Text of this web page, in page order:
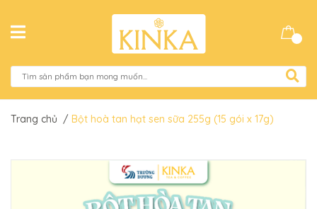
Trang chủ / Bột hoà tan hạt sen sữa 255g (15 gói x 17g)